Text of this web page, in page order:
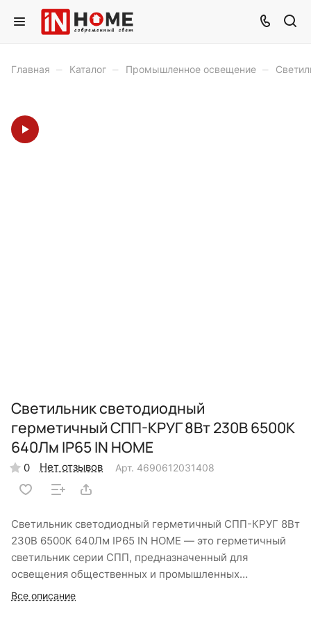
Главная – Каталог – Промышленное освещение –
Светильник светодиодный
герметичный СПП-КРУГ 8Вт 230В 6500К
640Лм IP65 IN HOME
0 Нет отзывов Арт. 4690612031408
Светильник светодиодный герметичный СПП-КРУГ 8Вт
230В 6500К 640Лм IP65 IN HOME — это герметичный
светильник серии СПП, предназначенный для
освещения общественных и промышленных
помещений с повышенным содержанием пыли и влаги.
Все описание